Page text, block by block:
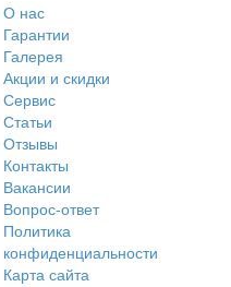
О нас
Гарантии
Галерея
Акции и скидки
Сервис
Статьи
Отзывы
Контакты
Вакансии
Вопрос-ответ
Политика
конфиденциальности
Карта сайта